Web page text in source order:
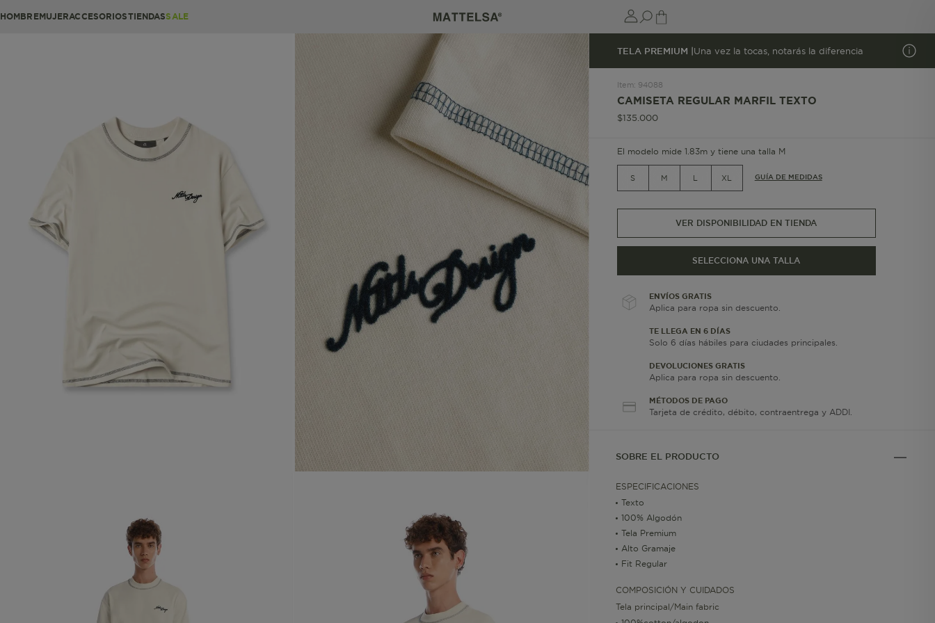
HOMBREMUJERACCESORIOSTIENDASSALE
TELA PREMIUM |Una vez la tocas, notarás la diferencia
Item: 94088
CAMISETA REGULAR MARFIL TEXTO
$135 000
El modelo mide 1.83m y tiene una talla M
S M L XL GUÍA DE MEDIDAS
VER DISPONIBILIDAD EN TIENDA
SELECCIONA UNA TALLA
ENVÍOS GRATIS
Aplica para ropa sin descuento.
TE LLEGA EN 6 DÍAS
Solo 6 días hábiles para ciudades principales.
DEVOLUCIONES GRATIS
Aplica para ropa sin descuento.
MÉTODOS DE PAGO
Tarjeta de crédito, débito, contraentrega y ADDI.
SOBRE EL PRODUCTO
ESPECIFICACIONES
Texto
100% Algodón
Tela Premium
Alto Gramaje
Fit Regular
COMPOSICIÓN Y CUIDADOS
Tela principal/Main fabric